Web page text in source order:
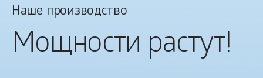
Наше производство
Мощности растут!